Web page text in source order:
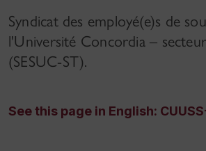
Syndicat des employé(e)s de
l'Université Concordia –
(SESUC-ST).
See this page in English: